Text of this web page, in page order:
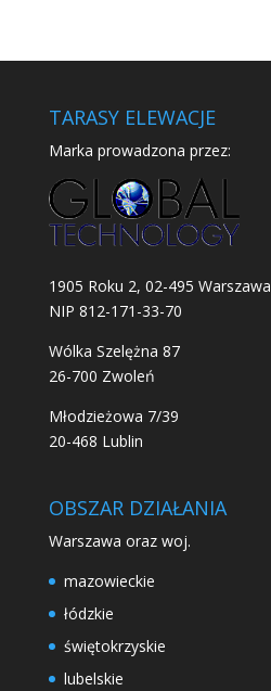
TARASY ELEWACJE
Marka prowadzona przez:
1905 Roku 2, 02-495 Warszawa
NIP 812-171-33-70
Wólka Szelężna 87
26-700 Zwoleń
Młodzieżowa 7/39
20-468 Lublin
OBSZAR DZIAŁANIA
Warszawa oraz woj.
mazowieckie
łódzkie
świętokrzyskie
lubelskie